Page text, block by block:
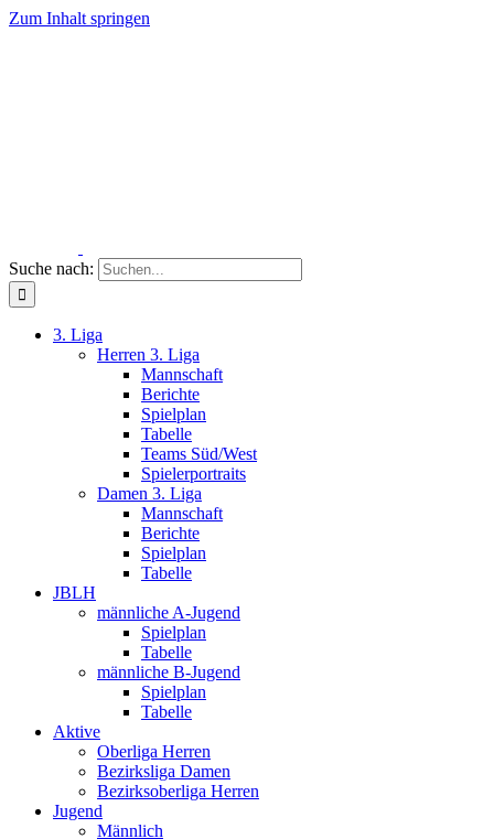
Zum Inhalt springen
Suche nach:
3. Liga
Herren 3. Liga
Mannschaft
Berichte
Spielplan
Tabelle
Teams Süd/West
Spielerportraits
Damen 3. Liga
Mannschaft
Berichte
Spielplan
Tabelle
JBLH
männliche A-Jugend
Spielplan
Tabelle
männliche B-Jugend
Spielplan
Tabelle
Aktive
Oberliga Herren
Bezirksliga Damen
Bezirksoberliga Herren
Jugend
Männlich